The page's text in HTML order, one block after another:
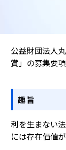
公益財団法人
賞」の募集要
趣旨
利を生まない
には存在価値が